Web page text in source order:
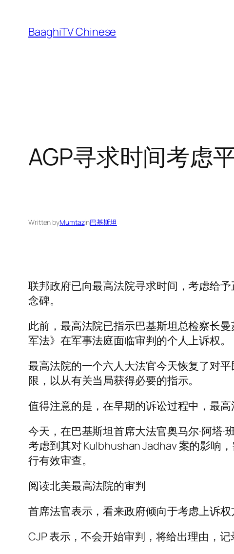
content
BaaghiTV Chinese
AGP寻求时间考虑
Written byMumtazin巴基斯坦
联邦政府已向最高法院寻求时间，考虑给
念碑。
此前，最高法院已指示巴基斯坦总检察长
军法》在军事法庭面临审判的个人上诉权。
最高法院的一个六人大法官今天恢复了对
限，以从有关当局获得必要的指示。
值得注意的是，在早期的诉讼过程中，最
今天，在巴基斯坦首席大法官奥马尔·阿塔·
考虑到其对 Kulbhushan Jadhav 案的影响
行有效审查。
阅读北美最高法院的审判
首席法官表示，看来政府倾向于考虑上诉
CJP 表示，不会开始审判，将给出理由，